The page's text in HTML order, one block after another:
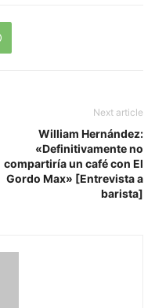
Next article
William Hernández:
«Definitivamente no
compartiría un café con El
Gordo Max» [Entrevista a
barista]